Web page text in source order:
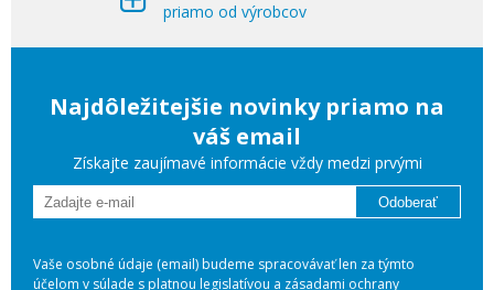
priamo od výrobcov
Najdôležitejšie novinky priamo na
váš email
Získajte zaujímavé informácie vždy medzi prvými
Odoberať
Vaše osobné údaje (email) budeme spracovávať len za týmto
účelom v súlade s platnou legislatívou a zásadami ochrany